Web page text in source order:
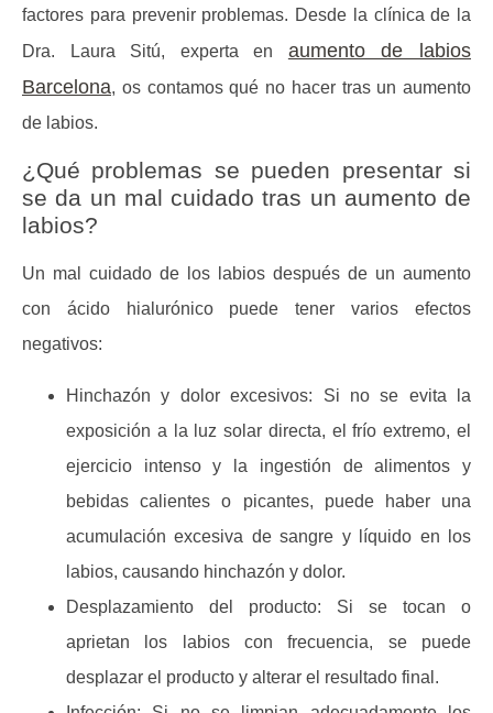
factores para prevenir problemas. Desde la clínica de la
Dra. Laura Sitú, experta en aumento de labios
Barcelona, os contamosqué no hacer tras un aumento
de labios.
¿Qué problemas se pueden presentar si
se da un mal cuidado tras un aumento de
labios?
Un mal cuidado de los labios después de un aumento
con ácido hialurónico puede tener varios efectos
negativos:
Hinchazón y dolor excesivos: Si no se evita la
exposición a la luz solar directa, el frío extremo, el
ejercicio intenso y la ingestión de alimentos y
bebidas calientes o picantes, puede haber una
acumulación excesiva de sangre y líquido en los
labios, causando hinchazón y dolor.
Desplazamiento del producto: Si se tocan o
aprietan los labios con frecuencia, se puede
desplazar el producto y alterar el resultado final.